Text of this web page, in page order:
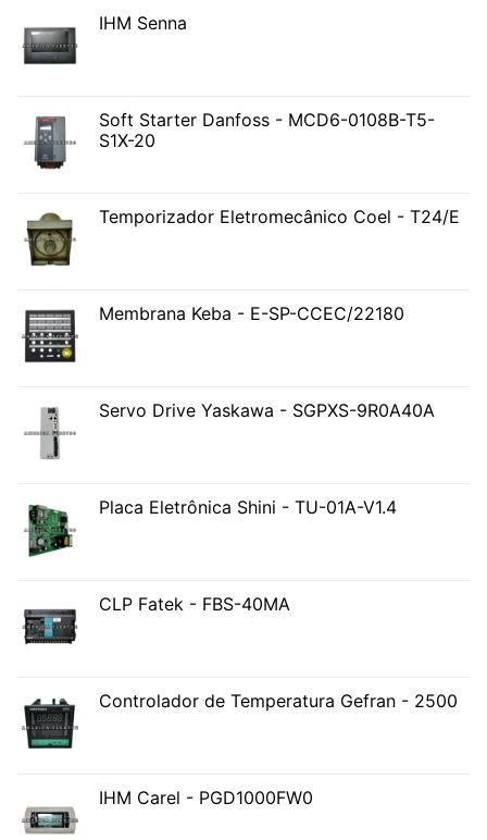
IHM Senna
Soft Starter Danfoss - MCD6-0108B-T5-
S1X-20
Temporizador Eletromecânico Coel - T24/E
Membrana Keba - E-SP-CCEC/22180
Servo Drive Yaskawa - SGPXS-9R0A40A
Placa Eletrônica Shini - TU-01A-V1.4
CLP Fatek - FBS-40MA
Controlador de Temperatura Gefran - 2500
IHM Carel - PGD1000FW0